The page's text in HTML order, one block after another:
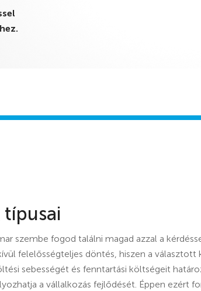
szembe fogod találni magad azzal a
felelősségteljes döntés, hiszen a választott
sebességét és fenntartási költségeit
a vállalkozás fejlődését. Éppen ezért